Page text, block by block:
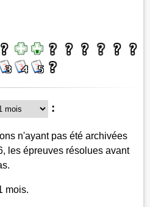
:
n'ayant pas été archivées
les épreuves résolues avant
mois.